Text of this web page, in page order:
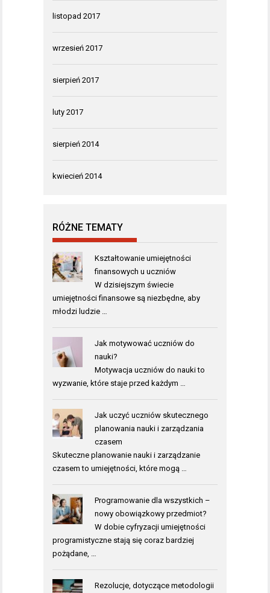
listopad 2017
wrzesień 2017
sierpień 2017
luty 2017
sierpień 2014
kwiecień 2014
RÓŻNE TEMATY
Kształtowanie umiejętności
finansowych u uczniów
W dzisiejszym świecie
umiejętności finansowe są niezbędne, aby
młodzi ludzie …
Jak motywować uczniów do
nauki?
Motywacja uczniów do nauki to
wyzwanie, które staje przed każdym …
Jak uczyć uczniów skutecznego
planowania nauki i zarządzania
czasem
Skuteczne planowanie nauki i zarządzanie
czasem to umiejętności, które mogą …
Programowanie dla wszystkich –
nowy obowiązkowy przedmiot?
W dobie cyfryzacji umiejętności
programistyczne stają się coraz bardziej
pożądane, …
Rezolucje, dotyczące metodologii